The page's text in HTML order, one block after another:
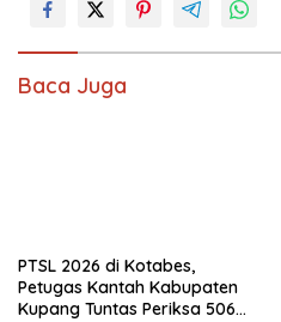
Baca Juga
PTSL 2026 di Kotabes,
Petugas Kantah Kabupaten
Kupang Tuntas Periksa 506